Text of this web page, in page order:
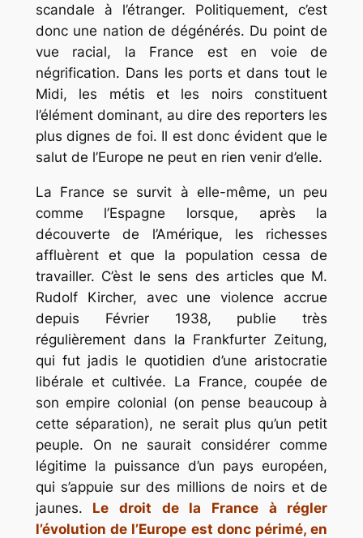
scandale à l’étranger. Politiquement, c’est
donc une nation de dégénérés. Du point de
vue racial, la France est en voie de
négrification. Dans les ports et dans tout le
Midi, les métis et les noirs constituent
l’élément dominant, au dire des reporters les
plus dignes de foi. Il est donc évident que le
salut de l’Europe ne peut en rien venir d’elle.
La France se survit à elle-même, un peu
comme l’Espagne lorsque, après la
découverte de l’Amérique, les richesses
affluèrent et que la population cessa de
travailler. C’èst le sens des articles que M.
Rudolf Kircher, avec une violence accrue
depuis Février 1938, publie très
régulièrement dans la Frankfurter Zeitung,
qui fut jadis le quotidien d’une aristocratie
libérale et cultivée. La France, coupée de
son empire colonial (on pense beaucoup à
cette séparation), ne serait plus qu’un petit
peuple. On ne saurait considérer comme
légitime la puissance d’un pays européen,
qui s’appuie sur des millions de noirs et de
jaunes. Le droit de la France à régler
l’évolution de l’Europe est donc périmé, en